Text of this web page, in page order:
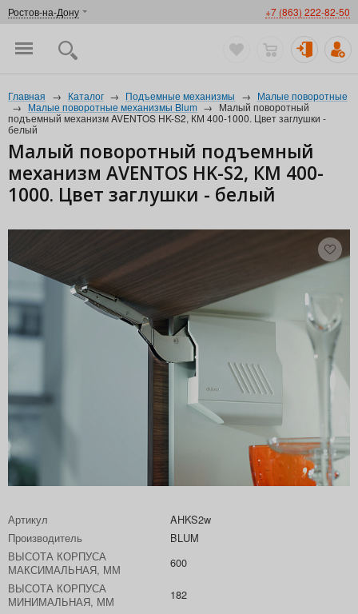
Ростов-на-Дону +7 (863) 222-82-50
Главная → Каталог → Подъемные механизмы → Малые поворотные
→ Малые поворотные механизмы Blum → Малый поворотный
подъемный механизм AVENTOS HK-S2, КМ 400-1000. Цвет заглушки -
белый
Малый поворотный подъемный
механизм AVENTOS HK-S2, КМ 400-
1000. Цвет заглушки - белый
Артикул
AHKS2w
Производитель
BLUM
ВЫСОТА КОРПУСА
МАКСИМАЛЬНАЯ, ММ
600
ВЫСОТА КОРПУСА
МИНИМАЛЬНАЯ, ММ
182